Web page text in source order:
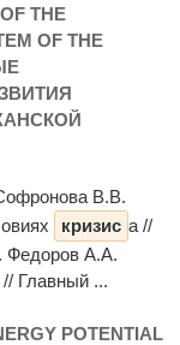
THE
OF THE
В.В.
кризис а //
Федоров А.А.
Главный ...
POTENTIAL